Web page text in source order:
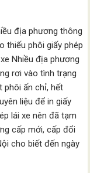
địa phương thông
thiếu phôi giấy phép
Nhiều địa phương
rơi vào tình trạng
phôi ấn chỉ, hết
liệu để in giấy
lái xe nên đã tạm
cấp mới, cấp đổi
cho biết đến ngày